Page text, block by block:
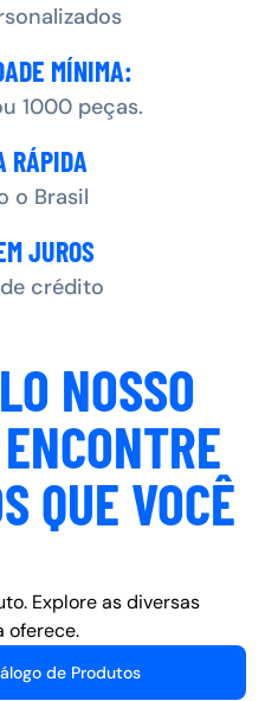
MÍNIMA:
1000 peças.
RÁPIDA
o Brasil
JUROS
crédito
NOSSO
QUE VOCÊ
Explore as diversas
oferece.
de Produtos